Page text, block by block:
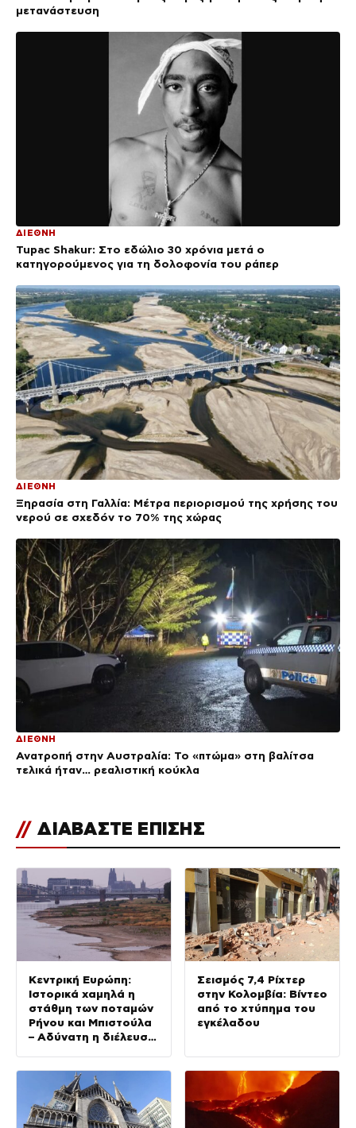
μετανάστευση
ΔΙΕΘΝΗ
Tupac Shakur: Στο εδώλιο 30 χρόνια μετά ο
κατηγορούμενος για τη δολοφονία του ράπερ
ΔΙΕΘΝΗ
Ξηρασία στη Γαλλία: Μέτρα περιορισμού της χρήσης του
νερού σε σχεδόν το 70% της χώρας
ΔΙΕΘΝΗ
Ανατροπή στην Αυστραλία: Το «πτώμα» στη βαλίτσα
τελικά ήταν… ρεαλιστική κούκλα
// ΔΙΑΒΑΣΤΕ ΕΠΙΣΗΣ
Κεντρική Ευρώπη:
Ιστορικά χαμηλά η
στάθμη των ποταμών
Ρήνου και Μπιστούλα
– Αδύνατη η διέλευση
Σεισμός 7,4 Ρίχτερ
στην Κολομβία: Βίντεο
από το χτύπημα του
εγκέλαδου